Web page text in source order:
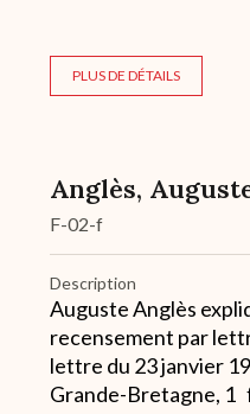
PLUS DE DÉTAILS
Anglès,
F-02-f
Description
Auguste Anglès
recensement par
lettre du 23 janvier
Grande-Bretagne, 1